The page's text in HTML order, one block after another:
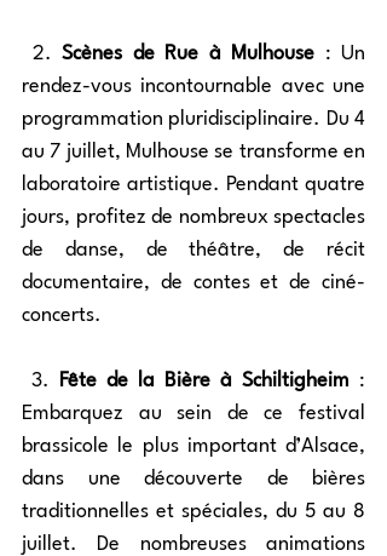
2. Scènes de Rue à Mulhouse : Un
rendez-vous incontournable avec une
programmation pluridisciplinaire. Du 4
au 7 juillet, Mulhouse se transforme en
laboratoire artistique. Pendant quatre
jours, profitez de nombreux spectacles
de danse, de théâtre, de récit
documentaire, de contes et de ciné-
concerts.
3. Fête de la Bière à Schiltigheim :
Embarquez au sein de ce festival
brassicole le plus important d’Alsace,
dans une découverte de bières
traditionnelles et spéciales, du 5 au 8
juillet. De nombreuses animations